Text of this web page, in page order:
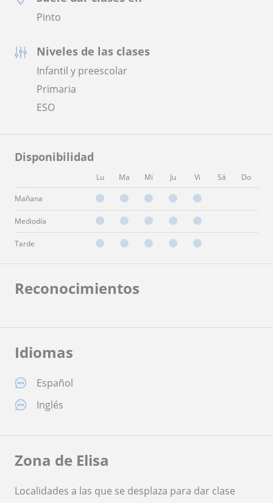
Pinto
Niveles de las clases
Infantil y preescolar
Primaria
ESO
Disponibilidad
Lu Ma Mi Ju Vi Sá Do
Mañana
Mediodía
Tarde
Reconocimientos
Idiomas
Español
Inglés
Zona de Elisa
Localidades a las que se desplaza para dar clase